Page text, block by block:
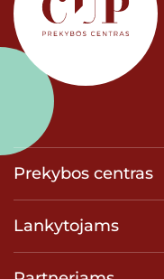
Prekybos centras
Lankytojams